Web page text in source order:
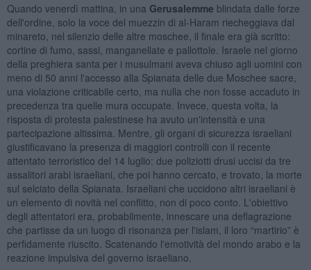
Quando venerdì mattina, in una Gerusalemme blindata dalle forze
dell'ordine, solo la voce del muezzin di al-Haram riecheggiava dal
minareto, nel silenzio delle altre moschee, il finale era già scritto:
cortine di fumo, sassi, manganellate e pallottole. Israele nel giorno
della preghiera santa per i musulmani aveva chiuso agli uomini con
meno di 50 anni l'accesso alla Spianata delle due Moschee sacre,
una violazione criticabile certo, ma nulla che non fosse accaduto in
precedenza tra quelle mura occupate. Invece, questa volta, la
risposta di protesta palestinese ha avuto un'intensità e una
partecipazione altissima. Mentre, gli organi di sicurezza israeliani
giustificavano la presenza di maggiori controlli con il recente
attentato terroristico del 14 luglio: due poliziotti drusi uccisi da tre
assalitori arabi israeliani, che poi hanno cercato, e trovato, la morte
sul selciato della Spianata. Israeliani che uccidono altri israeliani è
un elemento di novità nel conflitto, non di poco conto. L'obiettivo
degli attentatori era, probabilmente, innescare una deflagrazione
che partisse da un luogo di risonanza per l'islam, il loro “martirio” è
perfidamente riuscito. Scatenando l'emotività del mondo arabo e la
reazione impulsiva del governo israeliano.